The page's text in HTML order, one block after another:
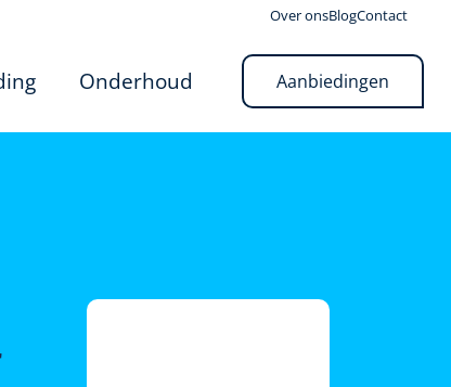
Over onsBlogContact
Onderhoud Aanbiedingen